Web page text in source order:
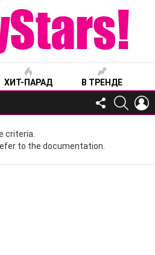
ХИТ-ПАРАД В ТРЕНДЕ
FOLLOW
US
criteria.
to the documentation.